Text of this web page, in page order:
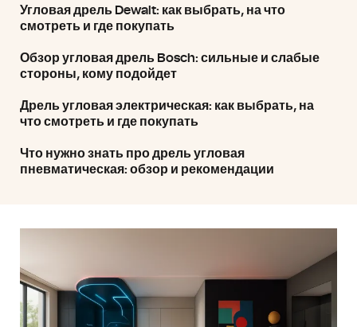
Угловая дрель Dewalt: как выбрать, на что
смотреть и где покупать
Обзор угловая дрель Bosch: сильные и слабые
стороны, кому подойдет
Дрель угловая электрическая: как выбрать, на
что смотреть и где покупать
Что нужно знать про дрель угловая
пневматическая: обзор и рекомендации